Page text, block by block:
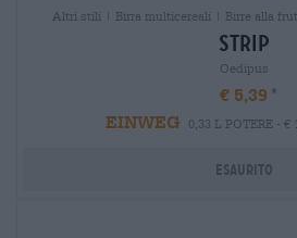
Altri stili | Birra multicereali | Birre alla
strip
Oedipus
€ 5,39
EINWEG
0,33 L POTERE - €
Esaurito